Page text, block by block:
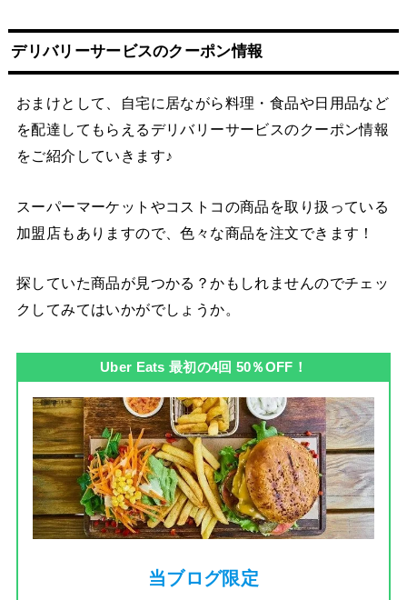
デリバリーサービスのクーポン情報
おまけとして、自宅に居ながら料理・食品や日用品など
を配達してもらえるデリバリーサービスのクーポン情報
をご紹介していきます♪
スーパーマーケットやコストコの商品を取り扱っている
加盟店もありますので、色々な商品を注文できます！
探していた商品が見つかる？かもしれませんのでチェッ
クしてみてはいかがでしょうか。
Uber Eats 最初の4回 50％OFF！
当ブログ限定